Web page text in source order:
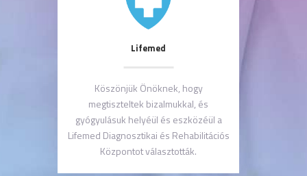
Lifemed
Köszönjük Önöknek, hogy
megtiszteltek bizalmukkal, és
gyógyulásuk helyéül és eszközéül a
Lifemed Diagnosztikai és Rehabilitációs
Központot választották.